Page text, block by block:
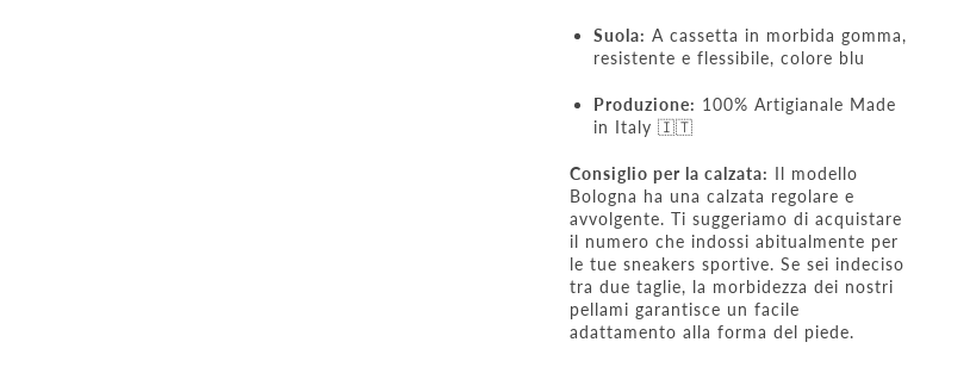
Suola: A cassetta in morbida gomma,
resistente e flessibile, colore blu
Produzione: 100% Artigianale Made
in Italy 🇮🇹
Consiglio per la calzata: Il modello
Bologna ha una calzata regolare e
avvolgente. Ti suggeriamo di acquistare
il numero che indossi abitualmente per
le tue sneakers sportive. Se sei indeciso
tra due taglie, la morbidezza dei nostri
pellami garantisce un facile
adattamento alla forma del piede.